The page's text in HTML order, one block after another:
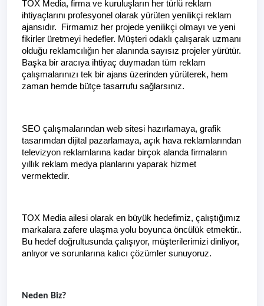
TOX Media, firma ve kuruluşların her türlü reklam
ihtiyaçlarını profesyonel olarak yürüten yenilikçi reklam
ajansıdır.  Firmamız her projede yenilikçi olmayı ve yeni
fikirler üretmeyi hedefler. Müşteri odaklı çalışarak uzmanı
olduğu reklamcılığın her alanında sayısız projeler yürütür.
Başka bir aracıya ihtiyaç duymadan tüm reklam
çalışmalarınızı tek bir ajans üzerinden yürüterek, hem
zaman hemde bütçe tasarrufu sağlarsınız.
SEO çalışmalarından web sitesi hazırlamaya, grafik
tasarımdan dijital pazarlamaya, açık hava reklamlarından
televizyon reklamlarına kadar birçok alanda firmaların
yıllık reklam medya planlarını yaparak hizmet
vermektedir.
TOX Media ailesi olarak en büyük hedefimiz, çalıştığımız
markalara zafere ulaşma yolu boyunca öncülük etmektir..
Bu hedef doğrultusunda çalışıyor, müşterilerimizi dinliyor,
anlıyor ve sorunlarına kalıcı çözümler sunuyoruz.
Neden Biz?